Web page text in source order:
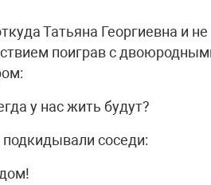
Татьяна Георгиевна и
поиграв с
у нас жить будут?
соседи: